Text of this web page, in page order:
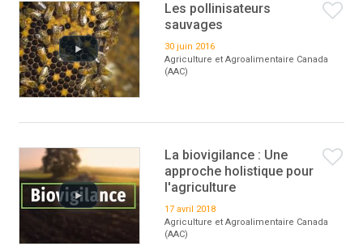
Les pollinisateurs
sauvages
30 juin 2016
Agriculture et Agroalimentaire Canada
(AAC)
La biovigilance : Une
approche holistique pour
l'agriculture
17 avril 2018
Agriculture et Agroalimentaire Canada
(AAC)